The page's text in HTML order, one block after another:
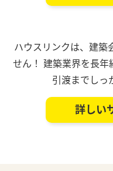
ハウスリンクは、建築
せん！ 建築業界を長年
引渡までしっ
詳しい